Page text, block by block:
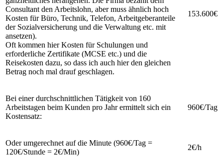
Consultant den Arbeitslohn, aber muss ähnlich hoch
Kosten für Büro, Technik, Telefon, Arbeitgeberanteile
der Sozialversicherung und die Verwaltung etc. mit
ansetzen).
Oft kommen hier Kosten für Schulungen und
erforderliche Zertifikate (MCSE etc.) und die
Reisekosten dazu, so dass ich auch hier den gleichen
Betrag noch mal drauf geschlagen.
153.600€
Bei einer durchschnittlichen Tätigkeit von 160
Arbeitstagen beim Kunden pro Jahr ermittelt sich ein
Kostensatz:
960€/Tag
Oder umgerechnet auf die Minute (960€/Tag =
120€/Stunde = 2€/Min)
2€/h